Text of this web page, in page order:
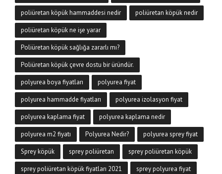
poliüretan köpük hammaddesi nedir poliüretan köpük nedir
poliüretan köpük ne işe yarar
Poliüretan köpük sağlığa zararlı mı?
Poliüretan köpük çevre dostu bir üründür.
polyurea boya fiyatları polyurea fiyat
polyurea hammadde fiyatları polyurea izolasyon fiyat
polyurea kaplama fiyat polyurea kaplama nedir
polyurea m2 fiyatı Polyurea Nedir? polyurea sprey fiyat
Sprey köpük sprey poliüretan sprey poliüretan köpük
sprey poliüretan köpük fiyatları 2021 sprey polyurea fiyat